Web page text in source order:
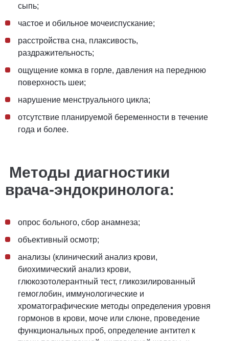
сыпь;
частое и обильное мочеиспускание;
расстройства сна, плаксивость,
раздражительность;
ощущение комка в горле, давления на переднюю
поверхность шеи;
нарушение менструального цикла;
отсутствие планируемой беременности в течение
года и более.
Методы диагностики
врача-эндокринолога:
опрос больного, сбор анамнеза;
объективный осмотр;
анализы (клинический анализ крови,
биохимический анализ крови,
глюкозотолерантный тест, гликозилированный
гемоглобин, иммунологические и
хроматографические методы определения уровня
гормонов в крови, моче или слюне, проведение
функциональных проб, определение антител к